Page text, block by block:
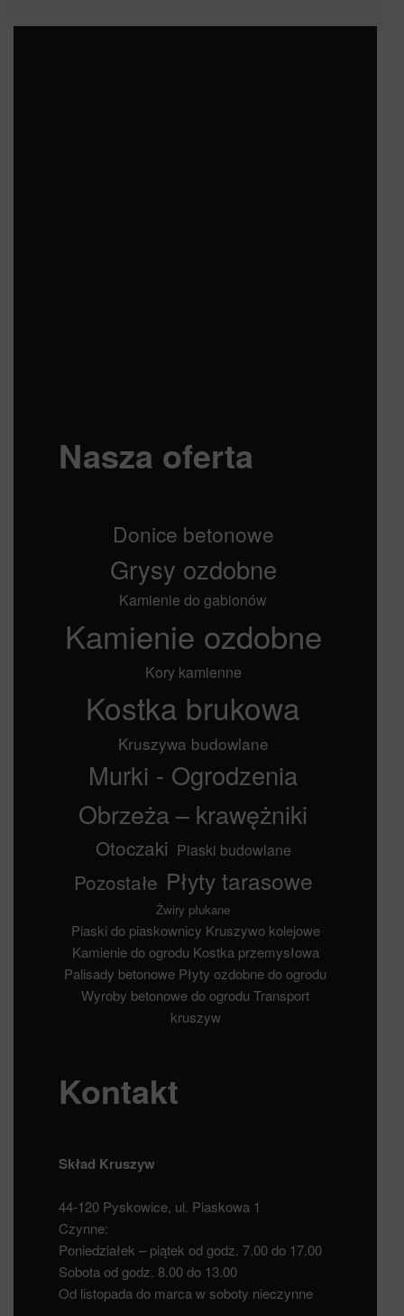
Nasza oferta
Donice betonowe
Grysy ozdobne
Kamienie do gabionów
Kamienie ozdobne
Kory kamienne
Kostka brukowa
Kruszywa budowlane
Murki - Ogrodzenia
Obrzeża – krawężniki
Otoczaki Piaski budowlane
Pozostałe Płyty tarasowe
Żwiry płukane
Piaski do piaskownicy Kruszywo kolejowe
Kamienie do ogrodu Kostka przemysłowa
Palisady betonowe Płyty ozdobne do ogrodu
Wyroby betonowe do ogrodu Transport
kruszyw
Kontakt
Skład Kruszyw
44-120 Pyskowice, ul. Piaskowa 1
Czynne:
Poniedziałek – piątek od godz. 7.00 do 17.00
Sobota od godz. 8.00 do 13.00
Od listopada do marca w soboty nieczynne